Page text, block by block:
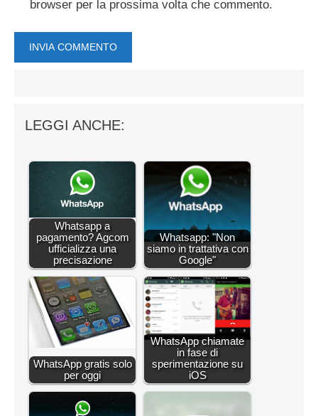
browser per la prossima volta che commento.
LEGGI ANCHE:
Whatsapp a
pagamento? Agcom
ufficializza una
precisazione
Whatsapp: "Non
siamo in trattativa con
Google"
WhatsApp gratis solo
per oggi
WhatsApp chiamate
in fase di
sperimentazione su
iOS